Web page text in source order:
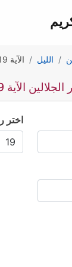
الليل الآية 19
الآية 19
اختر